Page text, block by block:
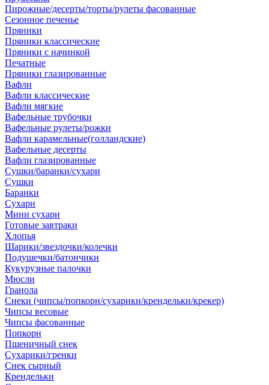
Пирожные/десерты/торты/рулеты фасованные
Сезонное печенье
Пряники
Пряники классические
Пряники с начинкой
Печатные
Пряники глазированные
Вафли
Вафли классические
Вафли мягкие
Вафельные трубочки
Вафельные рулеты/рожки
Вафли карамельные(голландские)
Вафельные десерты
Вафли глазированные
Сушки/баранки/сухари
Сушки
Баранки
Сухари
Мини сухари
Готовые завтраки
Хлопья
Шарики/звездочки/колечки
Подушечки/батончики
Кукурузные палочки
Мюсли
Гранола
Снеки (чипсы/попкорн/сухарики/крендельки/крекер)
Чипсы весовые
Чипсы фасованные
Попкорн
Пшеничный снек
Сухарики/гренки
Снек сырный
Крендельки